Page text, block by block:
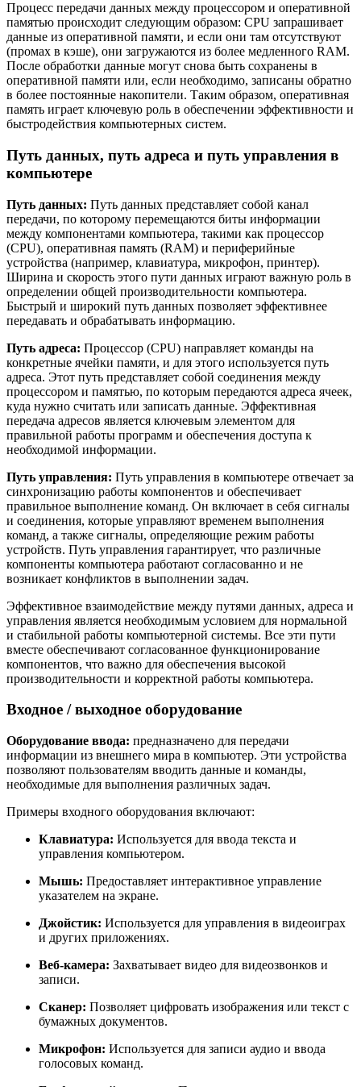
Процесс передачи данных между процессором и оперативной
памятью происходит следующим образом: CPU запрашивает
данные из оперативной памяти, и если они там отсутствуют
(промах в кэше), они загружаются из более медленного RAM.
После обработки данные могут снова быть сохранены в
оперативной памяти или, если необходимо, записаны обратно
в более постоянные накопители. Таким образом, оперативная
память играет ключевую роль в обеспечении эффективности и
быстродействия компьютерных систем.
Путь данных, путь адреса и путь управления в
компьютере
Путь данных: Путь данных представляет собой канал
передачи, по которому перемещаются биты информации
между компонентами компьютера, такими как процессор
(CPU), оперативная память (RAM) и периферийные
устройства (например, клавиатура, микрофон, принтер).
Ширина и скорость этого пути данных играют важную роль в
определении общей производительности компьютера.
Быстрый и широкий путь данных позволяет эффективнее
передавать и обрабатывать информацию.
Путь адреса: Процессор (CPU) направляет команды на
конкретные ячейки памяти, и для этого используется путь
адреса. Этот путь представляет собой соединения между
процессором и памятью, по которым передаются адреса ячеек,
куда нужно считать или записать данные. Эффективная
передача адресов является ключевым элементом для
правильной работы программ и обеспечения доступа к
необходимой информации.
Путь управления: Путь управления в компьютере отвечает за
синхронизацию работы компонентов и обеспечивает
правильное выполнение команд. Он включает в себя сигналы
и соединения, которые управляют временем выполнения
команд, а также сигналы, определяющие режим работы
устройств. Путь управления гарантирует, что различные
компоненты компьютера работают согласованно и не
возникает конфликтов в выполнении задач.
Эффективное взаимодействие между путями данных, адреса и
управления является необходимым условием для нормальной
и стабильной работы компьютерной системы. Все эти пути
вместе обеспечивают согласованное функционирование
компонентов, что важно для обеспечения высокой
производительности и корректной работы компьютера.
Входное / выходное оборудование
Оборудование ввода: предназначено для передачи
информации из внешнего мира в компьютер. Эти устройства
позволяют пользователям вводить данные и команды,
необходимые для выполнения различных задач.
Примеры входного оборудования включают:
Клавиатура: Используется для ввода текста и
управления компьютером.
Мышь: Предоставляет интерактивное управление
указателем на экране.
Джойстик: Используется для управления в видеоиграх
и других приложениях.
Веб-камера: Захватывает видео для видеозвонков и
записи.
Сканер: Позволяет цифровать изображения или текст с
бумажных документов.
Микрофон: Используется для записи аудио и ввода
голосовых команд.